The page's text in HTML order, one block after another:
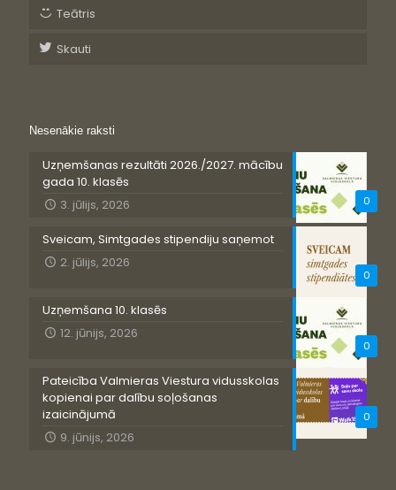
Teātris
Skauti
Nesenākie raksti
0
Uzņemšanas rezultāti 2026./2027. mācību
gada 10. klasēs
3. jūlijs, 2026
0
Sveicam, Simtgades stipendiju saņemot
2. jūlijs, 2026
0
Uzņemšana 10. klasēs
12. jūnijs, 2026
0
Pateicība Valmieras Viestura vidusskolas
kopienai par dalību soļošanas
izaicinājumā
9. jūnijs, 2026